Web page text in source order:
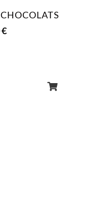
€